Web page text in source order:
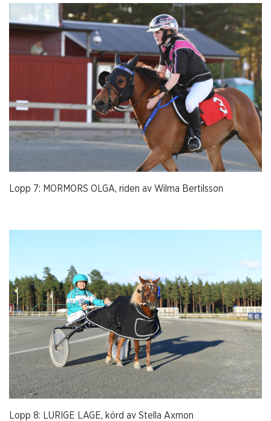
Lopp 7: MORMORS OLGA, riden av Wilma Bertilsson
Lopp 8: LURIGE LAGE, körd av Stella Axmon